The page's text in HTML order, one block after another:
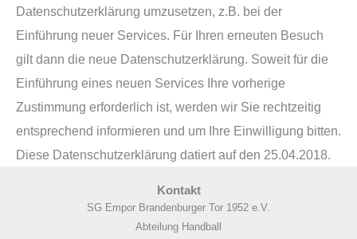
Datenschutzerklärung umzusetzen, z.B. bei der
Einführung neuer Services. Für Ihren erneuten Besuch
gilt dann die neue Datenschutzerklärung. Soweit für die
Einführung eines neuen Services Ihre vorherige
Zustimmung erforderlich ist, werden wir Sie rechtzeitig
entsprechend informieren und um Ihre Einwilligung bitten.
Diese Datenschutzerklärung datiert auf den 25.04.2018.
Kontakt
SG Empor Brandenburger Tor 1952 e.V.
Abteilung Handball